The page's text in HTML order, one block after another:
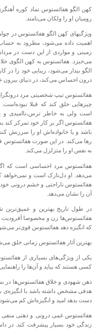
کهن الگو هفائستوس نماد کوره
رومیان او را ولکان می‌نامند.
ویژگیهای کهن الگو هفائستوس در
اهمیت داده می‌شود، مطرود به
زمینی و مواردی از این دست در
می‌خیزد. هفائستوس به کهن الگوی
الگو بیدار می‌شود، زیبایی خود را
درون احساس می‌کند، در دنیای
هفائستوس تیپ شخصیتی مرد
چیزهایی خلق کند که قبلا
است ولی به خاطر ترس،ناامیدی و
هفائستوس اگر بر کار خود تمرکز کند
باشد و یا خانواده‌اش او را سرزنش
رها می‌کند. در این صورت هفائستوس
به نفس او را متزلزل می‌کند.
هفائستوس مرد احساسی است که اگر
می‌دهد. او دل‌نازک است و نمی‌خواهد
هفائستوس ناراحتی و خشم درونی خود
آن را نشان می‌دهد.
در طول تاریخ بهترین و عمیق‌ترین
هفائستوس‌ها زن و مخصوصا آفرودیت
که انگیزه دهد هفائستوس قوی‌تر
بهترین آثار هفائستوس زمانی خلق
یکی از ویژگی‌های بسیاری از
کسی هستند که بیاید و آن‌ها را
ذهن شهودی و خلاق هفائستوس‌ها در
هدفی مشخص داشته باشد با انگیزه‌ی
دست بدهد امید و انگیزه‌اش کم ‌می‌شود
هفائستوس غمی درونی و ذهنی منفی
زندگی خود بسیار پیشرفت کند. در